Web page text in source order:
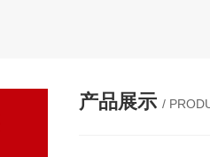
产品展示 /